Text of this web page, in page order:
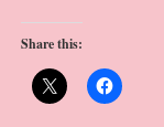
Share this: